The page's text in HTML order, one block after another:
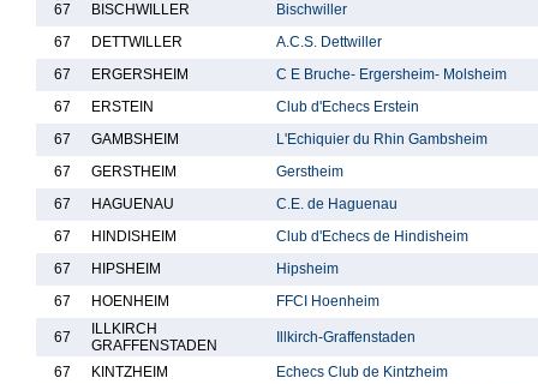
67
BISCHWILLER
Bischwiller
67
DETTWILLER
A.C.S. Dettwiller
67
ERGERSHEIM
C E Bruche- Ergersheim- Molsheim
67
ERSTEIN
Club d'Echecs Erstein
67
GAMBSHEIM
L'Echiquier du Rhin Gambsheim
67
GERSTHEIM
Gerstheim
67
HAGUENAU
C.E. de Haguenau
67
HINDISHEIM
Club d'Echecs de Hindisheim
67
HIPSHEIM
Hipsheim
67
HOENHEIM FFCI Hoenheim
67
ILLKIRCH
GRAFFENSTADEN
Illkirch-Graffenstaden
67 KINTZHEIM Echecs Club de Kintzheim